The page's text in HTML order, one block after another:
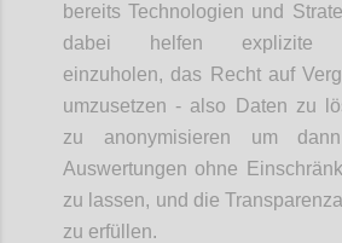
bereits Technologien und
dabei helfen explizite
einzuholen, das Recht auf
umzusetzen - also Daten zu
zu anonymisieren um
Auswertungen ohne
zu lassen, und die
zu erfüllen.